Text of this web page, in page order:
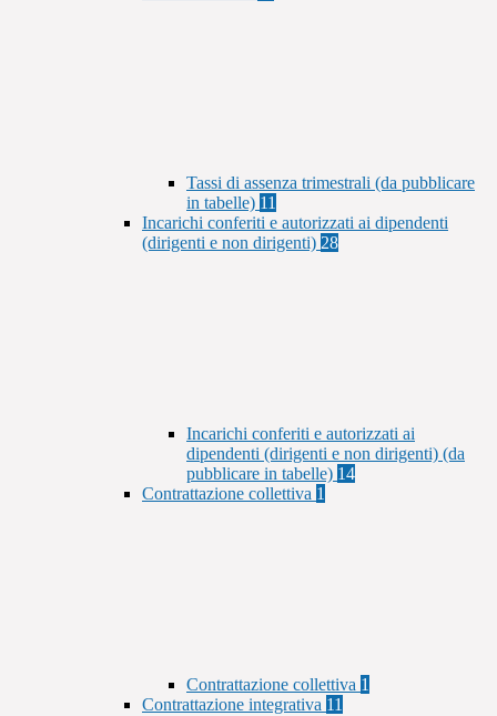
Tassi di assenza trimestrali (da pubblicare
in tabelle) 11
Incarichi conferiti e autorizzati ai dipendenti
(dirigenti e non dirigenti) 28
Incarichi conferiti e autorizzati ai
dipendenti (dirigenti e non dirigenti) (da
pubblicare in tabelle) 14
Contrattazione collettiva 1
Contrattazione collettiva 1
Contrattazione integrativa 11